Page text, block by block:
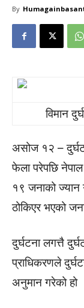
By
विमान
असोज १२ –
फेला परेपछि
१९ जनाको ज्यान
ठोकिएर भएको
दुर्घटना लगत्तै
प्राधिकरणले
अनुमान गरेको हो